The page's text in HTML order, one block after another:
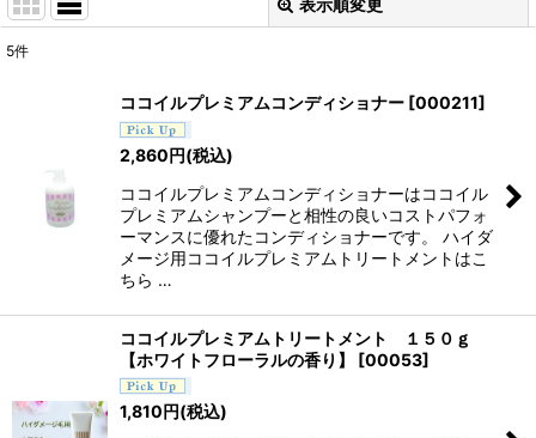
表示順変更
絞り込む
5件
ココイルプレミアムコンディショナー [000211]
2,860円(税込)
ココイルプレミアムコンディショナーはココイル
プレミアムシャンプーと相性の良いコストパフォ
ーマンスに優れたコンディショナーです。 ハイダ
メージ用ココイルプレミアムトリートメントはこ
ちら …
ココイルプレミアムトリートメント １５０ｇ
【ホワイトフローラルの香り】
[00053]
1,810円(税込)